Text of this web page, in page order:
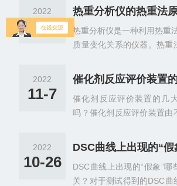
2022
11-16
热重分析仪是一种利用热重
质量变化关系的仪器。热重
关系。当被测物质在加热过
化、分解出气体或失去结晶
质质量就会发生变化。这时
直线而是有所下降。通过分
且根据失重量，可以计算失
我们就可以知道
2022
11-7
催化剂反应评价装置的几
吗？催化剂反应评价装置由
及温度控制与采集体系组成
催化反应及催化剂点评，反
工艺参数研究及优化，同时
化，并可进行有机烃、芳烃
2022
10-26
DSC曲线上出现的“假象”哪
关？对于测试得到的DSC曲